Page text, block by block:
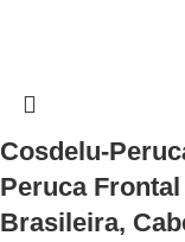
Cosdelu-
Peruca
Brasileira,